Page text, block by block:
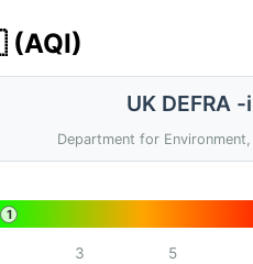
(AQI)
UK DEFRA
Department for
1
3 5